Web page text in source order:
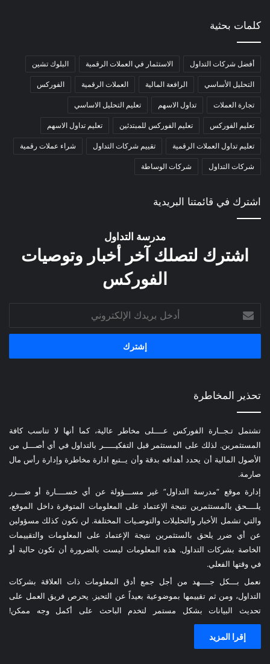
كلمات بحثية
أفضل شركات التداول الاستثمار في العملات الرقمية البلوك تشين
التحليل الأساسي الرافعة المالية العملات الرقمية الفوركس
تجارة العملات تداول الاسهم تعليم التحليل الاساسي
تعليم الفوركس تعليم الفوركس للمبتدئين تعليم تداول الاسهم
تعليم تداول العملات الرقمية تقييم شركات التداول شراء عملات رقمية
شركات التداول شركات الوساطة
اشترك في قائمتنا البريدية
مدرسة التداول
اشترك لتصلك آخر أخبار وتوصيات
الفوركس
بريدك
الإلكتروني
تحذير المخاطرة
تشتمل تـجــارة الفوركس عــــلى مخاطر عالية، كما أنها لا تناسب كافة
المستثمرين. لذلك على المستثمر قبل التفكيـــــر بالتداول في أي أصـــل من
الأصول المالية أن يحدد أهدافه بدقة وأن يــتبع ادارة مخاطرة وإدارة رأس مال
صارمة.
إدارة موقع “مدرسة التداول” غير مســـؤولة عن أي خســــارة أو ضـــرر
يلــــحق بالمستثمرين نتيجة الإعتماد على المعلومات المتوفرة داخل الموقع،
والتي تشمل الأخبار والتحليلات والتوصـيات المختلفة. لن نكون كذلك مسؤولين
عن أي ضرر يلحق بالستثمرين نتيجة الإعتماد على المعلومات والتقييمات
الخاصة بشركات التداول. هذه المعلومات ليست بالضرورة أن تكون حالية أو
في وقتها الفعلي.
نعمل بـــكل جــــهد من أجل جمع أدق المعلومات ذات العلاقة بشركات
التداول، ومن ثم تقييمها بموضوعية بعيداً عن التحيز. يحرص فريق العمل على
تحديث البيانات بشكل مستمر لتخدم الباحث على أكمل وجه ممكن!
إقرا المزيد